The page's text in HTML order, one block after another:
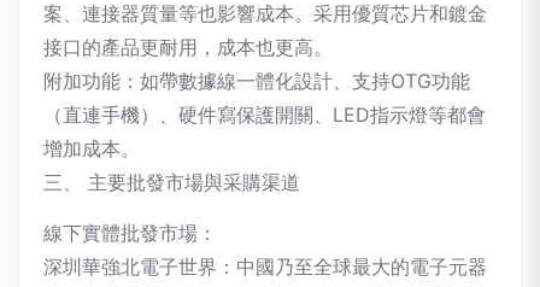
案、連接器質量等也影響成本。采用優質芯片和鍍金
接口的產品更耐用，成本也更高。
附加功能：如帶數據線一體化設計、支持OTG功能
（直連手機）、硬件寫保護開關、LED指示燈等都會
增加成本。
三、 主要批發市場與采購渠道
線下實體批發市場：
深圳華強北電子世界：中國乃至全球最大的電子元器